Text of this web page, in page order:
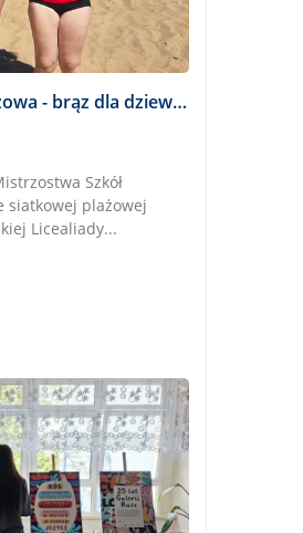
Liceliada i siatkówka plażowa - brąz dla dziewcząt z IX LO
Szkół
siatkowej plażowej
Licealiady...